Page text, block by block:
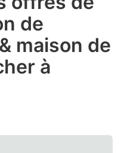
a
date.
Press
question
de
maison de
à